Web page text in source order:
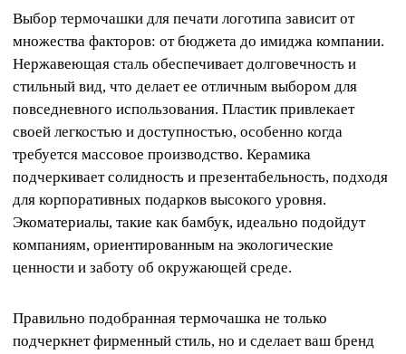
Выбор термочашки для печати логотипа зависит от
множества факторов: от бюджета до имиджа компании.
Нержавеющая сталь обеспечивает долговечность и
стильный вид, что делает ее отличным выбором для
повседневного использования. Пластик привлекает
своей легкостью и доступностью, особенно когда
требуется массовое производство. Керамика
подчеркивает солидность и презентабельность, подходя
для корпоративных подарков высокого уровня.
Экоматериалы, такие как бамбук, идеально подойдут
компаниям, ориентированным на экологические
ценности и заботу об окружающей среде.
Правильно подобранная термочашка не только
подчеркнет фирменный стиль, но и сделает ваш бренд